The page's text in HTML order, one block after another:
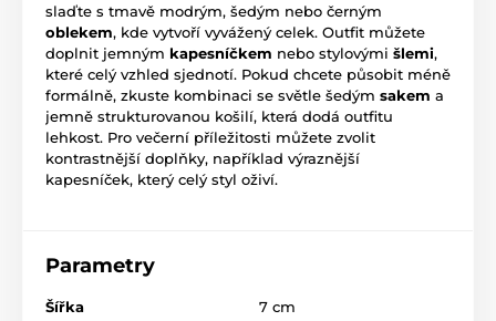
slaďte s tmavě modrým, šedým nebo černým
oblekem, kde vytvoří vyvážený celek. Outfit můžete
doplnit jemným kapesníčkem nebo stylovými šlemi,
které celý vzhled sjednotí. Pokud chcete působit méně
formálně, zkuste kombinaci se světle šedým sakem a
jemně strukturovanou košilí, která dodá outfitu
lehkost. Pro večerní příležitosti můžete zvolit
kontrastnější doplňky, například výraznější
kapesníček, který celý styl oživí.
Parametry
Šířka 7 cm